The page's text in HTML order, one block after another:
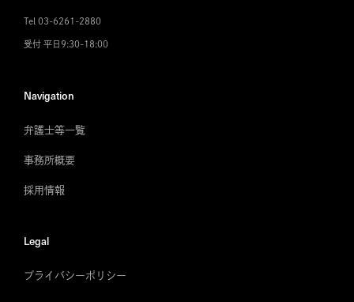
Tel 03-6261-2880
受付 平日9:30-18:00
Navigation
弁護士等一覧
事務所概要
採用情報
Legal
プライバシーポリシー